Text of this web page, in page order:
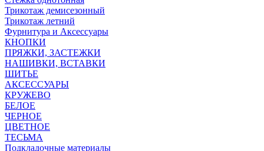
Трикотаж демисезонный
Трикотаж летний
Фурнитура и Аксессуары
КНОПКИ
ПРЯЖКИ, ЗАСТЕЖКИ
НАШИВКИ, ВСТАВКИ
ШИТЬЕ
АКСЕССУАРЫ
КРУЖЕВО
БЕЛОЕ
ЧЕРНОЕ
ЦВЕТНОЕ
ТЕСЬМА
Подкладочные материалы